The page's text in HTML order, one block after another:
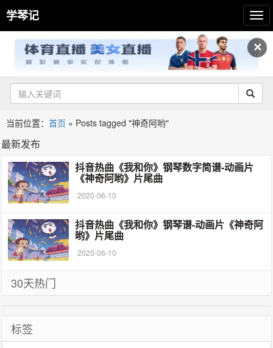
✕
学琴记
当前位置： 首页 » Posts tagged "神奇阿哟"
最新发布
抖音热曲《我和你》钢琴数字简谱-动画片
《神奇阿哟》片尾曲
2020-06-10
抖音热曲《我和你》钢琴谱-动画片《神奇阿
哟》片尾曲
2020-06-10
30天热门
标签